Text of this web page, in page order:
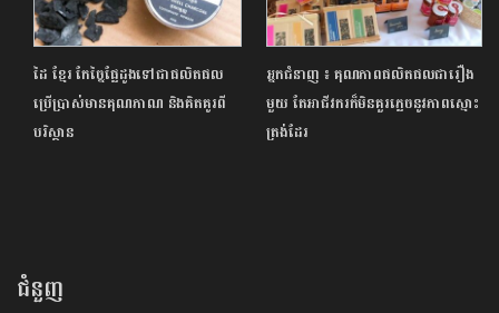
ដៃ ខ្មែរ កែច្នៃផ្លែដូងទៅជាផលិតផល
ប្រើប្រាស់មានគុណភាណ និងគិតគូរពី
បរិស្ថាន
អ្នកជំនាញ ៖ គុណភាពផលិតផលជារឿង
មួយ តែអាជីវករក៏មិនគួរភ្លេចនូវភាពស្មោះ
ត្រង់ដែរ
ជំនួញ